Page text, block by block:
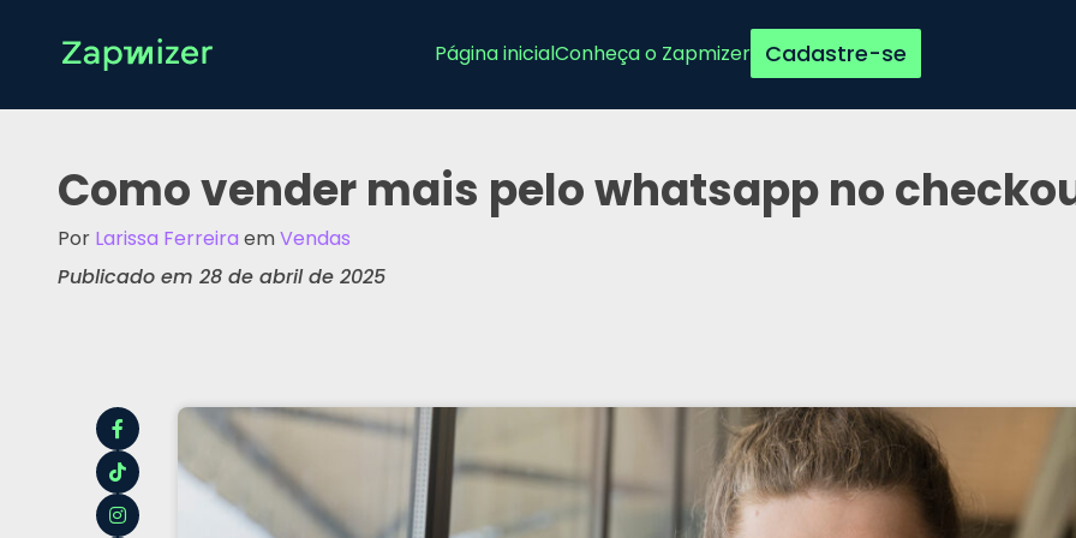
Página inicialConheça o Zapmizer Cadastre-se
Como vender mais pelo whatsapp no
Por Larissa Ferreira emVendas
Publicado em 28 de abril de 2025